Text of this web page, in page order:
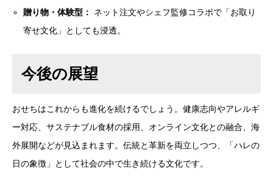
贈り物・体験型：
ネット注文やシェフ監修コラボで「お取り
寄せ文化」としても浸透。
今後の展望
おせちはこれからも進化を続けるでしょう。健康志向やアレルギ
ー対応、サステナブル食材の採用、オンライン文化との融合、海
外展開などが見込まれます。伝統と革新を両立しつつ、「ハレの
日の象徴」として社会の中で生き続ける文化です。